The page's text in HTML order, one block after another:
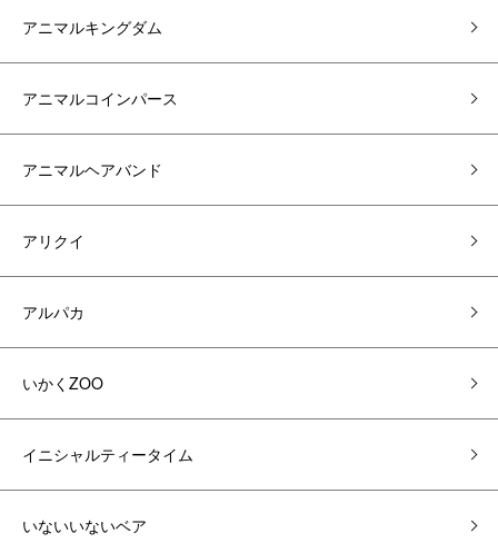
アニマルキングダム
アニマルコインパース
アニマルヘアバンド
アリクイ
アルパカ
いかくZOO
イニシャルティータイム
いないいないベア